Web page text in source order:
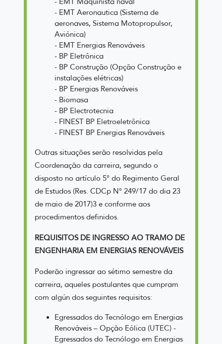
- EMT Aeronautica (Sistema de
aeronaves, Sistema Motopropulsor,
Aviónica)
- EMT Energias Renováveis
- BP Eletrônica
- BP Construção (Opção Construção e
instalações elétricas)
- BP Energias Renováveis
- Biomasa
- BP Electrotecnia
- FINEST BP Eletroeletrônica
- FINEST BP Energias Renováveis
Outras situações serão resolvidas pela
Coordenação da carreira, segundo o
disposto no artículo 5° do Regimento Geral
de Estudos (Res. CDCp N° 249/17 do dia 23
de maio de 2017)3 e conforme aos
procedimentos definidos.
REQUISITOS DE INGRESSO AO TRAMO DE
ENGENHARIA EM ENERGIAS RENOVÁVEIS
Poderão ingressar ao sétimo semestre da
carreira, aqueles postulantes que cumpram
com algún dos seguintes requisitos:
Egressados do Tecnólogo em Energias
Renováveis – Opção Eólica (UTEC) -
Egressados do Tecnólogo em Energias